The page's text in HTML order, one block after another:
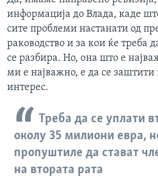
информација до Влада, каде
сите проблеми настанати од
раководство и за кои ќе треба
се разбира. Но, она што е
ми е најважно, е да се
интерес.
Треба да се уплати
околу 35 милиони евра,
пропуштиле да стават
на втората рата